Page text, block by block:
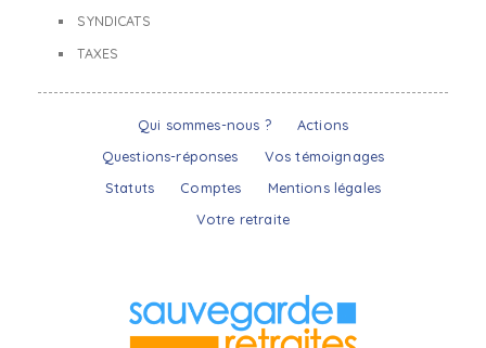
SYNDICATS
TAXES
Qui sommes-nous ?
Actions
Questions-réponses
Vos témoignages
Statuts
Comptes
Mentions légales
Votre retraite